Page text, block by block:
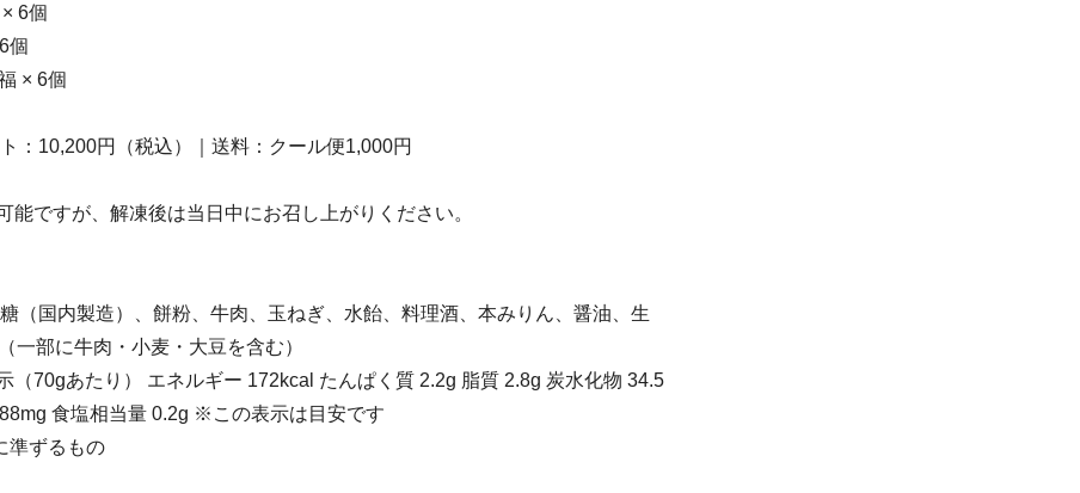
6個
個
× 6個
：10,200円（税込）｜送料：クール便1,000円
能ですが、解凍後は当日中にお召し上がりください。
（国内製造）、餅粉、牛肉、玉ねぎ、水飴、料理酒、本みりん、醤油、生
一部に牛肉・小麦・大豆を含む）
（70gあたり） エネルギー 172kcal たんぱく質 2.2g 脂質 2.8g 炭水化物 34.5
食塩相当量 0.2g ※この表示は目安です
準ずるもの